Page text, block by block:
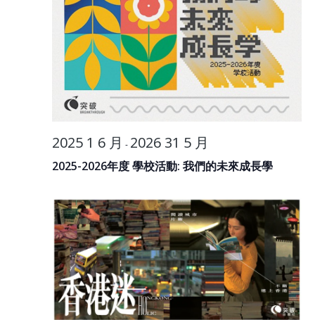
2025 1 6 月 - 2026 31 5 月
2025-2026年度 學校活動: 我們的未來成長學